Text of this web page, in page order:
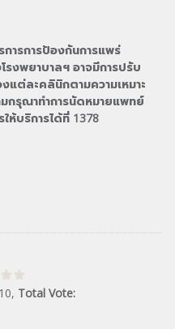
ารการป้องกันการแพร่
รงพยาบาลฯ อาจมีการปรับ
งแต่ละคลินิกตามความเหมาะ
กรุณาทำการนัดหมายแพทย์
ห้บริการได้ที่ 1378
10, Total Vote: